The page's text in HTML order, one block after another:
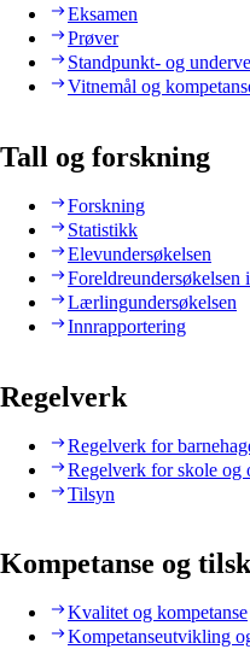
Eksamen
Prøver
Standpunkt- og
Vitnemål og
Tall og forskning
Forskning
Statistikk
Elevundersøkelsen
Foreldreundersøkelsen
Lærlingundersøkelsen
Innrapportering
Regelverk
Regelverk for
Regelverk for skole
Tilsyn
Kompetanse og
Kvalitet og kompetanse
Kompetanseutvikling